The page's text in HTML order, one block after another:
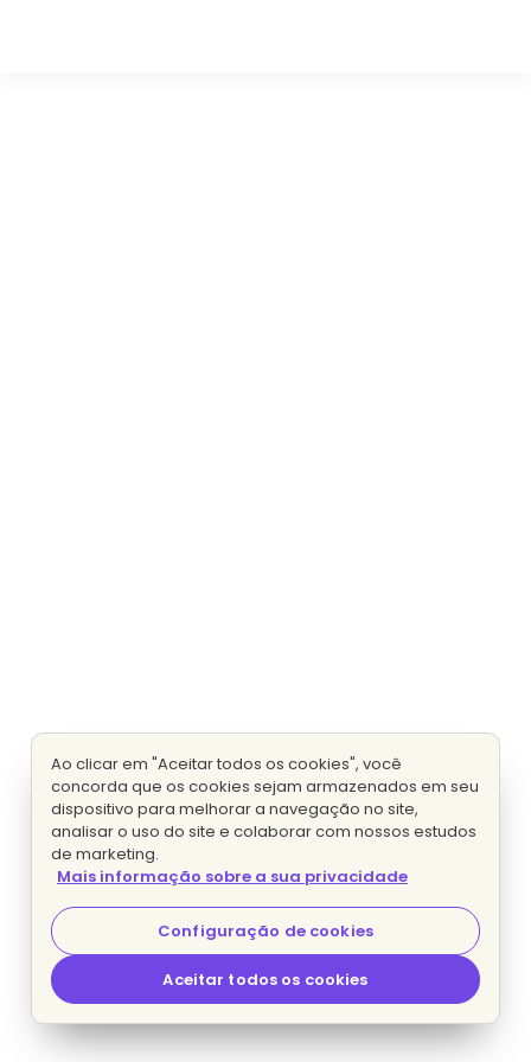
Ao clicar em "Aceitar todos os cookies", você
concorda que os cookies sejam armazenados em seu
dispositivo para melhorar a navegação no site,
analisar o uso do site e colaborar com nossos estudos
de marketing.
Mais informação sobre a sua privacidade
Configuração de cookies
Aceitar todos os cookies